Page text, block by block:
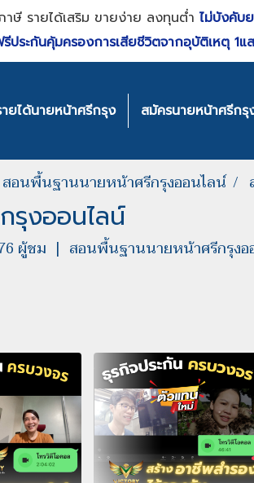
ษี รายได้เสริม ขายง่าย ลงทุนต่ำ ไม่บังคับ
ประกันคุ้มครองการเสียชีวิตจากอุบัติเหตุ 1แ
ายได้นายหน้าศรีกรุง สมัครนายหน้าศรีกรุ
สอนพื้นฐานนายหน้าศรีกรุงออนไลน์
รุงออนไลน์
ผู้ชม | สอนพื้นฐานนายหน้าศรีกรุงอ